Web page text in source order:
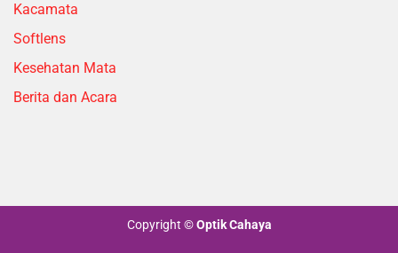
Kacamata
Softlens
Kesehatan Mata
Berita dan Acara
Copyright ©Optik Cahaya